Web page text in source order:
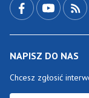
NAPISZ DO NAS
Chcesz zgłosić